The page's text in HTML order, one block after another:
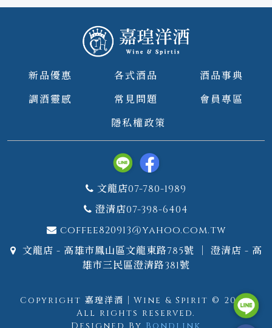
新品優惠 各式酒品
酒品事典
調酒靈感
常見問題
會員專區
隱私權政策
文龍店07-780-1989
澄清店07-398-6404
coffee820913@yahoo.com.tw
文龍店 - 高雄市鳳山區文龍東路785號 ｜ 澄清店 - 高
雄市三民區澄清路381號
Copyright 嘉瑝洋酒｜Wine & Spirit © 2026.
All rights reserved.